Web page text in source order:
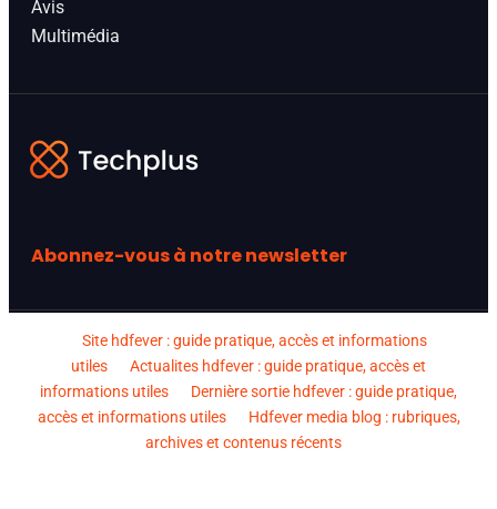
Avis
Multimédia
Abonnez-vous à notre newsletter
Site hdfever : guide pratique, accès et informations
utiles
Actualites hdfever : guide pratique, accès et
informations utiles
Dernière sortie hdfever : guide pratique,
accès et informations utiles
Hdfever media blog : rubriques,
archives et contenus récents